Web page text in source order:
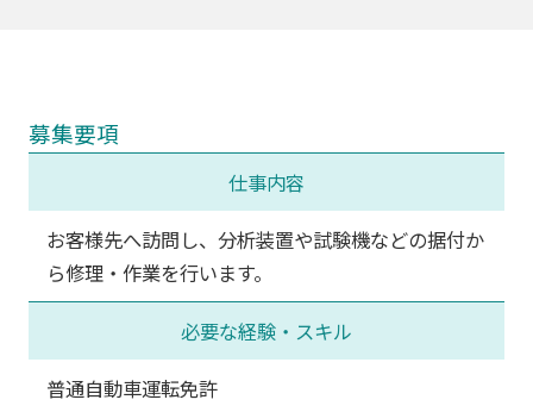
募集要項
仕事内容
お客様先へ訪問し、分析装置や試験機などの据付か
ら修理・作業を行います。
必要な経験・スキル
普通自動車運転免許